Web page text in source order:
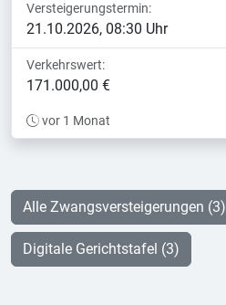
Versteigerungstermin:
21.10.2026, 08:30 Uhr
Verkehrswert:
171.000,00 €
vor 1 Monat
Alle Zwangsversteigerungen (3)
Digitale Gerichtstafel (3)